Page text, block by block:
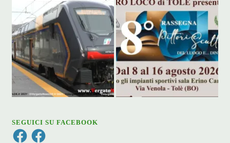
SEGUICI SU FACEBOOK
FacebookFacebook